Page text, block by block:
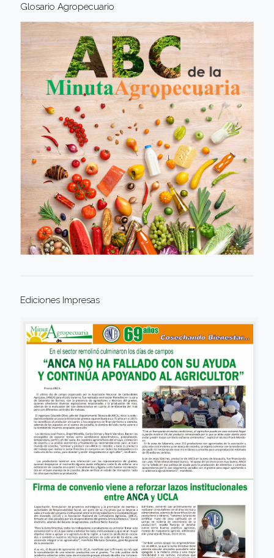
Glosario Agropecuario
Ediciones Impresas